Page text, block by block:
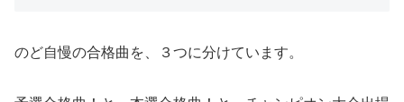
のど自慢の合格曲を、３つに分けています。